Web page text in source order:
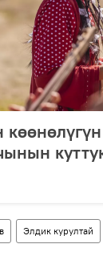
Элдик курултай